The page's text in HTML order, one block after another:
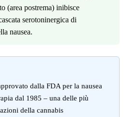
(area postrema) inibisce
serotoninergica di
nausea.
dalla FDA per la nausea
dal 1985 – una delle più
della cannabis